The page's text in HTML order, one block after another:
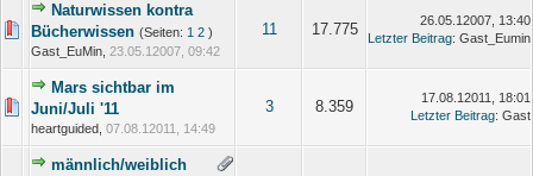
Naturwissen kontra
Bücherwissen (Seiten: 1 2 )
Gast_EuMin, 23.05.12007, 09:42
11 17.775
26.05.12007, 13:40
Letzter Beitrag: Gast_Eumin
Mars sichtbar im
Juni/Juli '11
heartguided, 07.08.12011, 14:49
3 8.359
17.08.12011, 18:01
Letzter Beitrag: Gast
männlich/weiblich